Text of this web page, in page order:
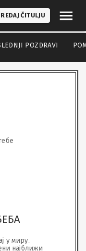
ČITULJU
POZDRAVI
у миру.
најближи